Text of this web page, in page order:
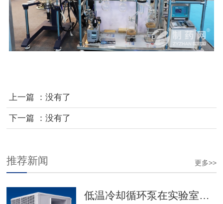
上一篇 ：没有了
下一篇 ：没有了
更多>>
推荐新闻
低温冷却循环泵在实验室和工业领域中具有广泛的应用 予华科工贸